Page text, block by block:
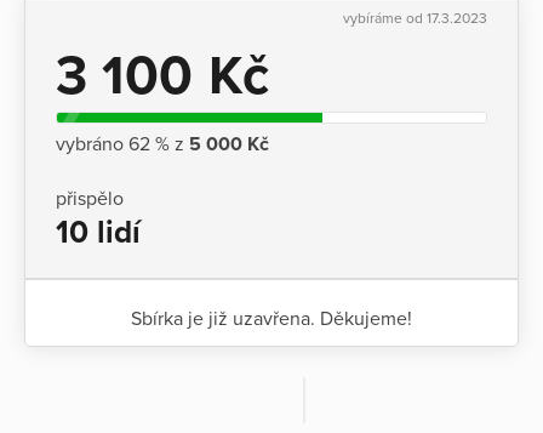
vybíráme od 17.3.2023
3 100 Kč
vybráno 62 % z 5 000 Kč
přispělo
10 lidí
Sbírka je již uzavřena. Děkujeme!